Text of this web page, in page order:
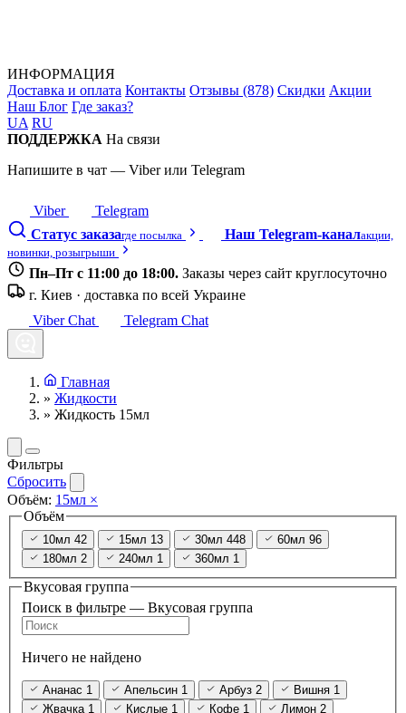
ИНФОРМАЦИЯ
Доставка и оплата Контакты Отзывы (878) Скидки Акции
Наш Блог Где заказ?
UA RU
ПОДДЕРЖКА На связи
Напишите в чат — Viber или Telegram
Viber
Telegram
Статус заказагде посылка Наш Telegram-каналакции,
новинки, розыгрыши
Пн–Пт с 11:00 до 18:00. Заказы через сайт круглосуточно
г. Киев · доставка по всей Украине
Viber Chat
Telegram Chat
Главная
» Жидкости
» Жидкость 15мл
Фильтры
Сбросить
Объём: 15мл ×
Объём
10мл 42 15мл 13 30мл 448 60мл 96
180мл 2 240мл 1 360мл 1
Вкусовая группа
Поиск в фильтре — Вкусовая группа
Ничего не найдено
Ананас 1 Апельсин 1 Арбуз 2 Вишня 1
Жвачка 1 Кислые 1 Кофе 1 Лимон 2